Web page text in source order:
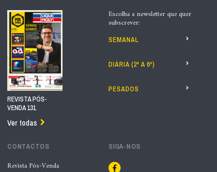
REVISTA PÓS-
VENDA 131
Ver todas
Escolha a newsletter que quer
subscrever:
SEMANAL
DIÁRIA (2ª A 6ª)
PESADOS
CONTACTOS
Revista Pós-Venda
SIGA-NOS